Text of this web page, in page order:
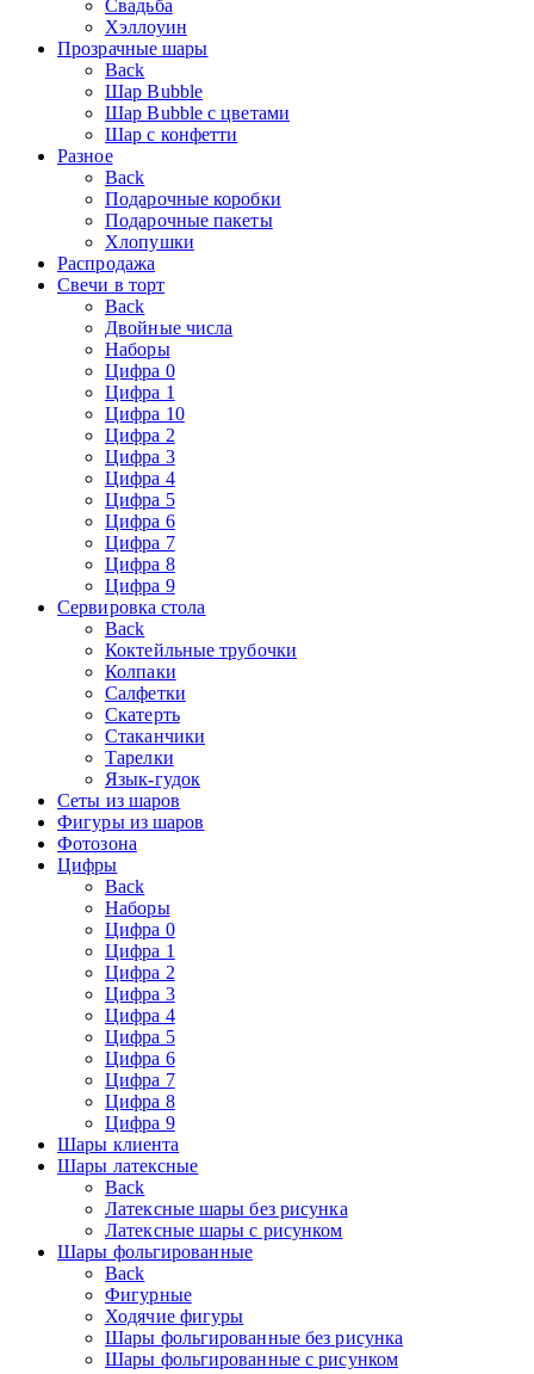
Свадьба
Хэллоуин
Прозрачные шары
Back
Шар Bubble
Шар Bubble с цветами
Шар с конфетти
Разное
Back
Подарочные коробки
Подарочные пакеты
Хлопушки
Распродажа
Свечи в торт
Back
Двойные числа
Наборы
Цифра 0
Цифра 1
Цифра 10
Цифра 2
Цифра 3
Цифра 4
Цифра 5
Цифра 6
Цифра 7
Цифра 8
Цифра 9
Сервировка стола
Back
Коктейльные трубочки
Колпаки
Салфетки
Скатерть
Стаканчики
Тарелки
Язык-гудок
Сеты из шаров
Фигуры из шаров
Фотозона
Цифры
Back
Наборы
Цифра 0
Цифра 1
Цифра 2
Цифра 3
Цифра 4
Цифра 5
Цифра 6
Цифра 7
Цифра 8
Цифра 9
Шары клиента
Шары латексные
Back
Латексные шары без рисунка
Латексные шары с рисунком
Шары фольгированные
Back
Фигурные
Ходячие фигуры
Шары фольгированные без рисунка
Шары фольгированные с рисунком